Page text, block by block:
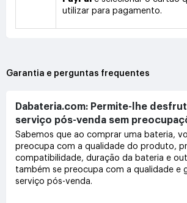
utilizar para pagamento.
Garantia e perguntas frequentes
Dabateria.com: Permite-lhe
serviço pós-venda sem
Sabemos que ao comprar uma bateria,
preocupa com a qualidade do produto,
compatibilidade, duração da bateria e
também se preocupa com a qualidade e
serviço pós-venda.